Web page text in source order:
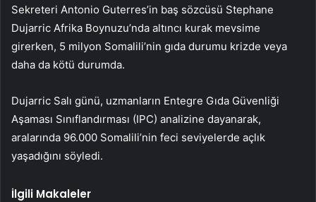
Sekreteri Antonio Guterres’in baş sözcüsü Stephane
Dujarric Afrika Boynuzu’nda altıncı kurak mevsime
girerken, 5 milyon Somalili’nin gıda durumu krizde veya
daha da kötü durumda.
Dujarric Salı günü, uzmanların Entegre Gıda Güvenliği
Aşaması Sınıflandırması (IPC) analizine dayanarak,
aralarında 96.000 Somalili’nin feci seviyelerde açlık
yaşadığını söyledi.
İlgili Makaleler